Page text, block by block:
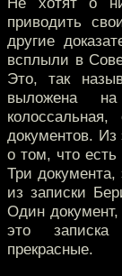
приводить
другие
всплыли в
Это, так
выложена
документов.
о том, что
Три
из записки
Один документ,
это
прекрасные.